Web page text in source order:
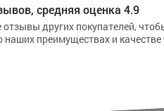
средняя оценка 4.9
отзывы других покупателей,
наших преимуществах и качестве